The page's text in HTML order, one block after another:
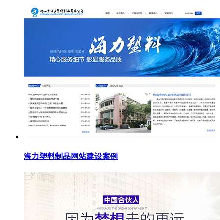
海力塑料制品网站建设案例